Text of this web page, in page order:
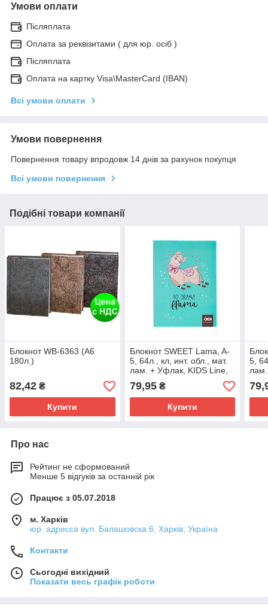
Умови оплати
Післяплата
Оплата за реквізитами ( для юр. осіб )
Післяплата
Оплата на картку Visa\MasterCard (IBAN)
Всі умови оплати
Умови повернення
Повернення товару впродовж 14 днів за рахунок покупця
Всі умови повернення
Подібні товари компанії
Блокнот WB-6363 (A6
180л.)
82,42 ₴
Купити
Блокнот SWEET Lama, A-
5, 64л., кл, инт. обл., мат.
лам. + Уфлак, KIDS Line,
мятный
79,95₴
Купити
5,
Про нас
Рейтинг не сформований
Менше 5 відгуків за останній рік
Працює з 05.07.2018
м. Харків
юр. адресса вул. Балашовска 6, Харків, Україна
Контакти
Сьогодні вихідний
Показати весь графік роботи